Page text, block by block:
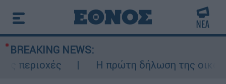
BREAKING NEWS:
περιοχές
Η πρώτη δήλωση της